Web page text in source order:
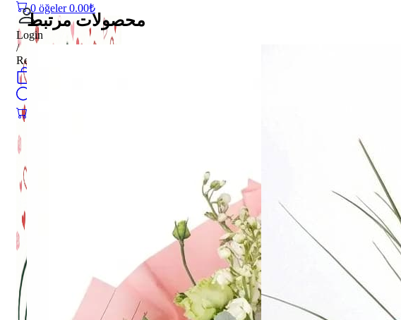
0 öğeler 0.00₺
Login
/
Register
محصولات مرتبط